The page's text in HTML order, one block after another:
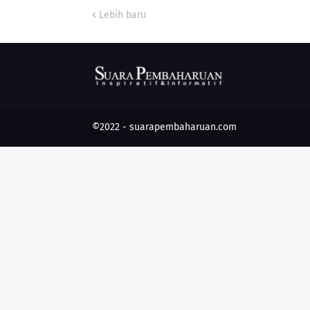
Lebih baru
©2022 - suarapembaharuan.com